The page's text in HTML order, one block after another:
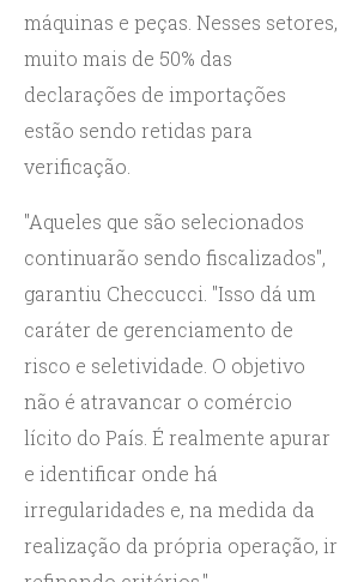
máquinas e peças. Nesses setores,
muito mais de 50% das
declarações de importações
estão sendo retidas para
verificação.
"Aqueles que são selecionados
continuarão sendo fiscalizados",
garantiu Checcucci. "Isso dá um
caráter de gerenciamento de
risco e seletividade. O objetivo
não é atravancar o comércio
lícito do País. É realmente apurar
e identificar onde há
irregularidades e, na medida da
realização da própria operação, ir